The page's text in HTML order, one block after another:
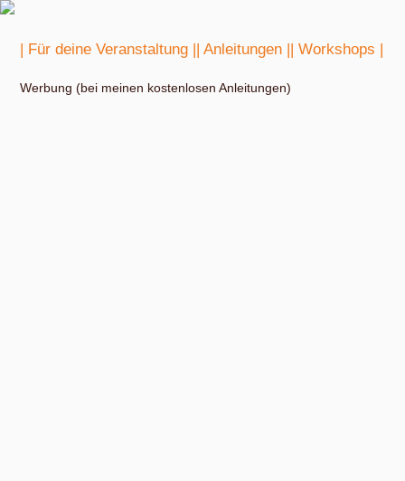
| Für deine Veranstaltung || Anleitungen || Workshops |
Werbung (bei meinen kostenlosen Anleitungen)